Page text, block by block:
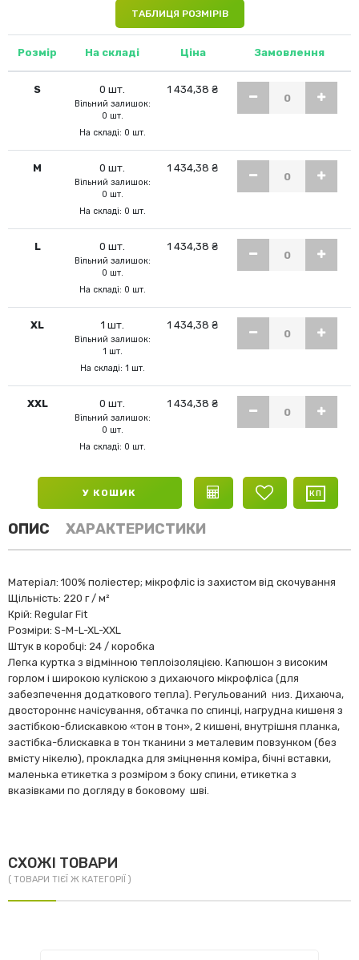
ТАБЛИЦЯ РОЗМІРІВ
Розмір На складі Ціна Замовлення
S 0 шт.
Вільний залишок:
0 шт.
На складі: 0 шт.
1 434,38 ₴
M 0 шт.
Вільний залишок:
0 шт.
На складі: 0 шт.
1 434,38 ₴
L 0 шт.
Вільний залишок:
0 шт.
На складі: 0 шт.
1 434,38 ₴
XL 1 шт.
Вільний залишок:
1 шт.
На складі: 1 шт.
1 434,38 ₴
XXL 0 шт.
Вільний залишок:
0 шт.
На складі: 0 шт.
1 434,38 ₴
У КОШИК
ОПИС ХАРАКТЕРИСТИКИ
Матеріал: 100% поліестер; мікрофліс із захистом від скочування
Щільність: 220 г / м²
Крій: Regular Fit
Розміри: S-M-L-XL-XXL
Штук в коробці: 24 / коробка
Легка куртка з відмінною теплоізоляцією. Капюшон з високим
горлом і широкою куліскою з дихаючого мікрофліса (для
забезпечення додаткового тепла). Регульований низ. Дихаюча,
двостороннє начісування, обтачка по спинці, нагрудна кишеня з
застібкою-блискавкою «тон в тон», 2 кишені, внутрішня планка,
застібка-блискавка в тон тканини з металевим повзунком (без
вмісту нікелю), прокладка для зміцнення коміра, бічні вставки,
маленька етикетка з розміром з боку спини, етикетка з
вказівками по догляду в боковому шві.
СХОЖІ ТОВАРИ
( ТОВАРИ ТІЄЇ Ж КАТЕГОРІЇ )